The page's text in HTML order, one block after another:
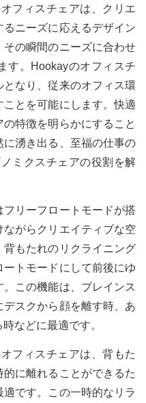
フィスチェアは、クリエ
ニーズに応えるデザイン
の瞬間のニーズに合わせ
す。Hookayのオフィスチ
なり、従来のオフィス環
とを可能にします。快適
特徴を明らかにすること
湧き出る、至福の仕事の
ミクスチェアの役割を解
リーフロートモードが搭
がらクリエイティブな空
もたれのリクライニング
トモードにして前後にゆ
この機能は、ブレインス
デスクから顔を離す時、あ
などに最適です。
フィスチェアは、背もた
に離れることができるた
です。この一時的なリラ